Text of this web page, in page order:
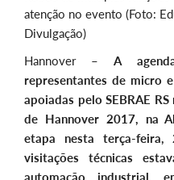
atenção no evento (Foto:
Divulgação)
Hannover –A
representantes de micro
apoiadas pelo SEBRAE
de Hannover 2017, na
etapa nesta terça-
visitações técnicas
automação industrial,